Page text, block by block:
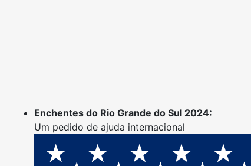
Enchentes do Rio Grande do Sul 2024:
Um pedido de ajuda internacional